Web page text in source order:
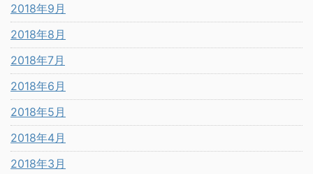
2018年9月
2018年8月
2018年7月
2018年6月
2018年5月
2018年4月
2018年3月